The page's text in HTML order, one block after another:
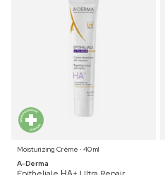
Moisturizing Crème ⋅ 40 ml
A-Derma